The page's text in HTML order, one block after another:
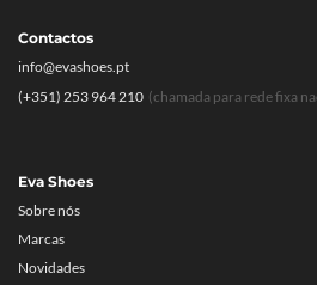
Eva Shoes
Sobre nós
Marcas
Novidades
Contactos
info@evashoes.pt
(+351) 253 964 210 (chamada para rede fixa